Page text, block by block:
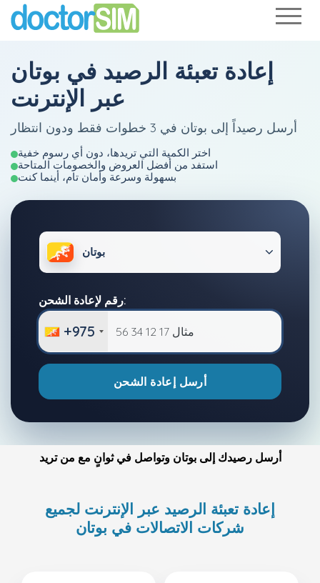
إعادة تعبئة الرصيد في بوتان
عبر الإنترنت
أرسل رصيداً إلى بوتان في 3 خطوات فقط ودون انتظار
اختر الكمية التي تريدها، دون أي رسوم خفية
استفد من أفضل العروض والخصومات المتاحة
بسهولة وسرعة وأمان تام، أينما كنت
بوتان
رقم لإعادة الشحن:
+975
أرسل إعادة الشحن
أرسل رصيدك إلى بوتان وتواصل في ثوانٍ مع من تريد
إعادة تعبئة الرصيد عبر الإنترنت لجميع
شركات الاتصالات في بوتان